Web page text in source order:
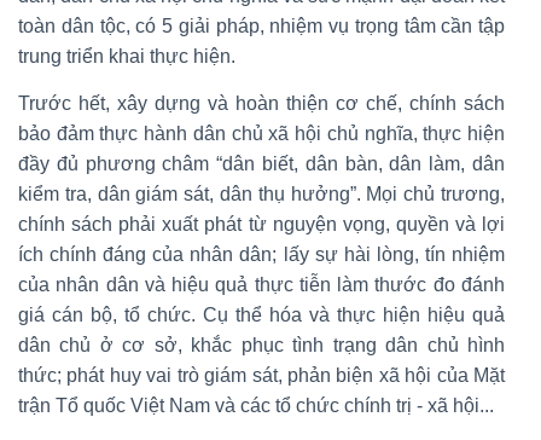
toàn dân tộc, có 5 giải pháp, nhiệm vụ trọng tâm cần tập
trung triển khai thực hiện.
Trước hết, xây dựng và hoàn thiện cơ chế, chính sách
bảo đảm thực hành dân chủ xã hội chủ nghĩa, thực hiện
đầy đủ phương châm “dân biết, dân bàn, dân làm, dân
kiểm tra, dân giám sát, dân thụ hưởng”. Mọi chủ trương,
chính sách phải xuất phát từ nguyện vọng, quyền và lợi
ích chính đáng của nhân dân; lấy sự hài lòng, tín nhiệm
của nhân dân và hiệu quả thực tiễn làm thước đo đánh
giá cán bộ, tổ chức. Cụ thể hóa và thực hiện hiệu quả
dân chủ ở cơ sở, khắc phục tình trạng dân chủ hình
thức; phát huy vai trò giám sát, phản biện xã hội của Mặt
trận Tổ quốc Việt Nam và các tổ chức chính trị - xã hội...